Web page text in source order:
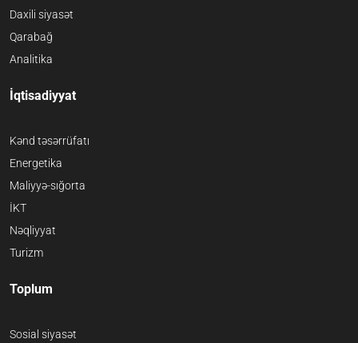
Daxili siyasət
Qarabağ
Analitika
İqtisadiyyat
Kənd təsərrüfatı
Energetika
Maliyyə-sığorta
İKT
Nəqliyyat
Turizm
Toplum
Sosial siyasət